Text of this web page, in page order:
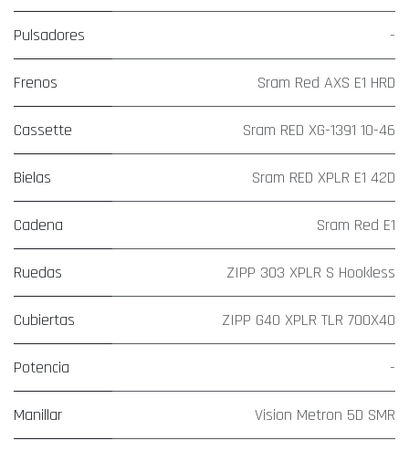
Pulsadores -
Frenos Sram Red AXS E1 HRD
Cassette Sram RED XG-1391 10-46
Bielas Sram RED XPLR E1 42D
Cadena Sram Red E1
Ruedas ZIPP 303 XPLR S Hookless
Cubiertas ZIPP G40 XPLR TLR 700X40
Potencia -
Manillar Vision Metron 5D SMR